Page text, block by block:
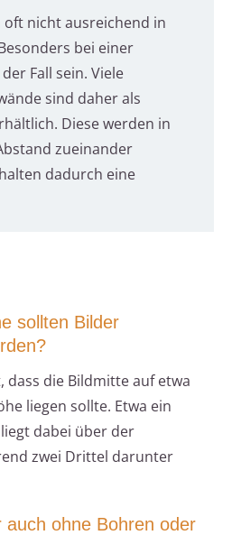
nicht ausreichend in
bei einer
Fall sein. Viele
sind daher als
Diese werden in
zueinander
dadurch eine
sollten Bilder
dass die Bildmitte auf etwa
liegen sollte. Etwa ein
dabei über der
zwei Drittel darunter
auch ohne Bohren oder